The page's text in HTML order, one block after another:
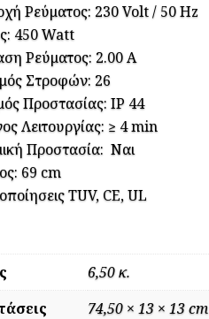
Ρεύματος: 230 Volt / 50 Hz
450 Watt
Ρεύματος: 2.00 A
Στροφών: 26
Προστασίας: IP 44
Λειτουργίας: ≥ 4 min
Προστασία: Ναι
69 cm
TUV, CE, UL
6,50 κ.
74,50 × 13 × 13 cm